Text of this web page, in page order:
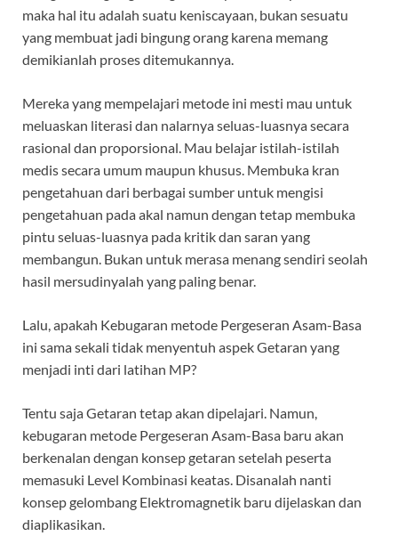
maka hal itu adalah suatu keniscayaan, bukan sesuatu
yang membuat jadi bingung orang karena memang
demikianlah proses ditemukannya.
Mereka yang mempelajari metode ini mesti mau untuk
meluaskan literasi dan nalarnya seluas-luasnya secara
rasional dan proporsional. Mau belajar istilah-istilah
medis secara umum maupun khusus. Membuka kran
pengetahuan dari berbagai sumber untuk mengisi
pengetahuan pada akal namun dengan tetap membuka
pintu seluas-luasnya pada kritik dan saran yang
membangun. Bukan untuk merasa menang sendiri seolah
hasil mersudinyalah yang paling benar.
Lalu, apakah Kebugaran metode Pergeseran Asam-Basa
ini sama sekali tidak menyentuh aspek Getaran yang
menjadi inti dari latihan MP?
Tentu saja Getaran tetap akan dipelajari. Namun,
kebugaran metode Pergeseran Asam-Basa baru akan
berkenalan dengan konsep getaran setelah peserta
memasuki Level Kombinasi keatas. Disanalah nanti
konsep gelombang Elektromagnetik baru dijelaskan dan
diaplikasikan.